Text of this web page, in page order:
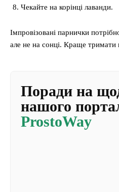
Чекайте на корінці лаванди.
Імпровізовані парнички
але не на сонці. Краще тримати
Поради на
нашого
ProstoWay